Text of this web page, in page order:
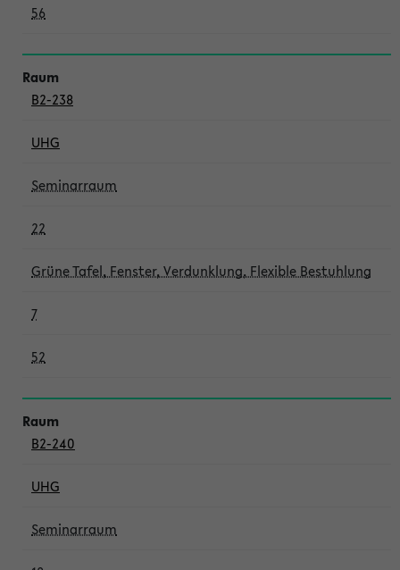
56
B2-238
UHG
Seminarraum
22
Grüne Tafel, Fenster, Verdunklung, Flexible Bestuhlung
7
52
B2-240
UHG
Seminarraum